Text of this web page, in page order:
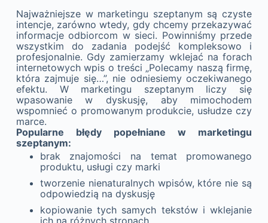
Najważniejsze w marketingu szeptanym są czyste
intencje, zarówno wtedy, gdy chcemy przekazywać
informacje odbiorcom w sieci. Powinniśmy przede
wszystkim do zadania podejść kompleksowo i
profesjonalnie. Gdy zamierzamy wklejać na forach
internetowych wpis o treści „Polecamy naszą firmę,
która zajmuje się…”, nie odniesiemy oczekiwanego
efektu. W marketingu szeptanym liczy się
wpasowanie w dyskusję, aby mimochodem
wspomnieć o promowanym produkcie, usłudze czy
marce.
Popularne błędy popełniane w marketingu
szeptanym:
brak znajomości na temat promowanego
produktu, usługi czy marki
tworzenie nienaturalnych wpisów, które nie są
odpowiedzią na dyskusję
kopiowanie tych samych tekstów i wklejanie
ich na różnych stronach